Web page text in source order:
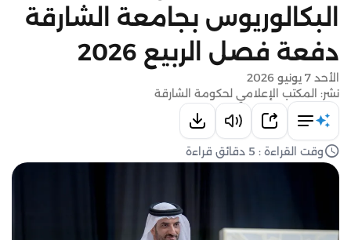
البكالوريوس بجامعة الشارقة
دفعة فصل الربيع 2026
الأحد 7 يونيو 2026
نشر: المكتب الإعلامي لحكومة الشارقة
وقت القراءة : 5 دقائق قراءة